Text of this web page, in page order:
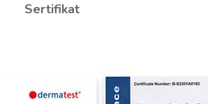
Sertifikat